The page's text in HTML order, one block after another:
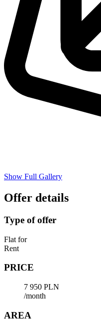
Show Full Gallery
Offer details
Type of offer
Flat for
Rent
PRICE
7 950 PLN
/month
AREA